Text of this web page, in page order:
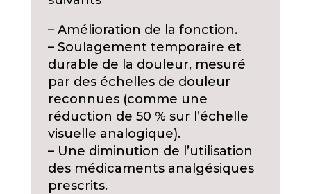
– Amélioration de la fonction.
– Soulagement temporaire et
durable de la douleur, mesuré
par des échelles de douleur
reconnues (comme une
réduction de 50 % sur l’échelle
visuelle analogique).
– Une diminution de l’utilisation
des médicaments analgésiques
prescrits.